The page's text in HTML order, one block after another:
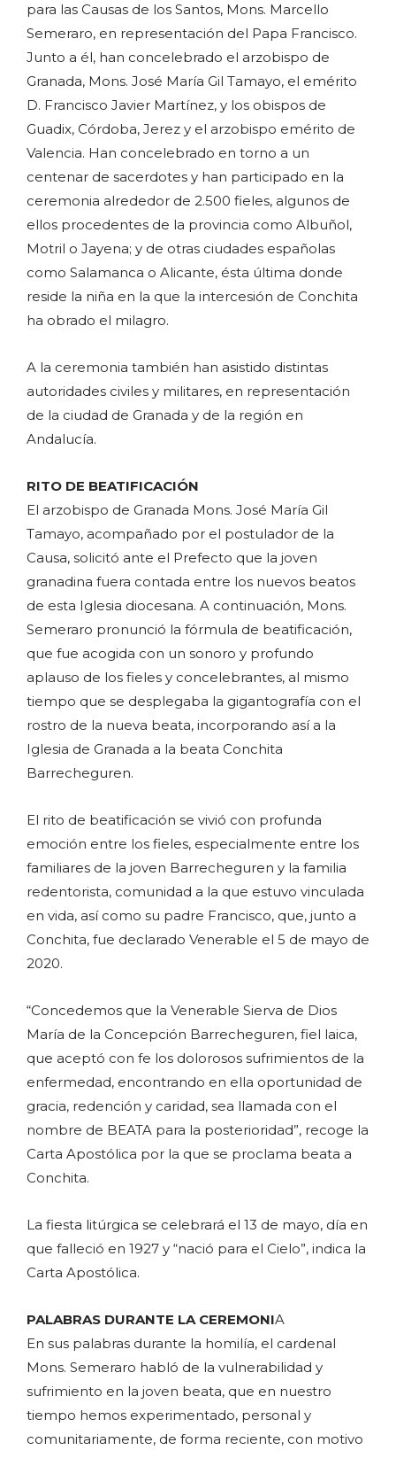
para las Causas de los Santos, Mons. Marcello
Semeraro, en representación del Papa Francisco.
Junto a él, han concelebrado el arzobispo de
Granada, Mons. José María Gil Tamayo, el emérito
D. Francisco Javier Martínez, y los obispos de
Guadix, Córdoba, Jerez y el arzobispo emérito de
Valencia. Han concelebrado en torno a un
centenar de sacerdotes y han participado en la
ceremonia alrededor de 2.500 fieles, algunos de
ellos procedentes de la provincia como Albuñol,
Motril o Jayena; y de otras ciudades españolas
como Salamanca o Alicante, ésta última donde
reside la niña en la que la intercesión de Conchita
ha obrado el milagro.
A la ceremonia también han asistido distintas
autoridades civiles y militares, en representación
de la ciudad de Granada y de la región en
Andalucía.
RITO DE BEATIFICACIÓN
El arzobispo de Granada Mons. José María Gil
Tamayo, acompañado por el postulador de la
Causa, solicitó ante el Prefecto que la joven
granadina fuera contada entre los nuevos beatos
de esta Iglesia diocesana. A continuación, Mons.
Semeraro pronunció la fórmula de beatificación,
que fue acogida con un sonoro y profundo
aplauso de los fieles y concelebrantes, al mismo
tiempo que se desplegaba la gigantografía con el
rostro de la nueva beata, incorporando así a la
Iglesia de Granada a la beata Conchita
Barrecheguren.
El rito de beatificación se vivió con profunda
emoción entre los fieles, especialmente entre los
familiares de la joven Barrecheguren y la familia
redentorista, comunidad a la que estuvo vinculada
en vida, así como su padre Francisco, que, junto a
Conchita, fue declarado Venerable el 5 de mayo de
2020.
“Concedemos que la Venerable Sierva de Dios
María de la Concepción Barrecheguren, fiel laica,
que aceptó con fe los dolorosos sufrimientos de la
enfermedad, encontrando en ella oportunidad de
gracia, redención y caridad, sea llamada con el
nombre de BEATA para la posterioridad”, recoge la
Carta Apostólica por la que se proclama beata a
Conchita.
La fiesta litúrgica se celebrará el 13 de mayo, día en
que falleció en 1927 y “nació para el Cielo”, indica la
Carta Apostólica.
PALABRAS DURANTE LA CEREMONIA
En sus palabras durante la homilía, el cardenal
Mons. Semeraro habló de la vulnerabilidad y
sufrimiento en la joven beata, que en nuestro
tiempo hemos experimentado, personal y
comunitariamente, de forma reciente, con motivo